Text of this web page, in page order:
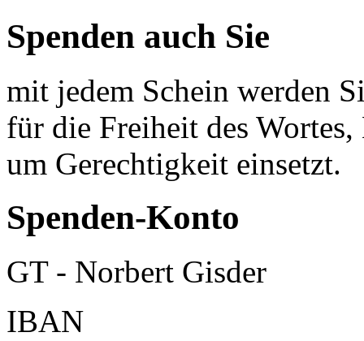
Spenden auch Sie
mit jedem Schein werden
für die Freiheit des
um Gerechtigkeit einsetzt.
Spenden-Konto
GT - Norbert Gisder
IBAN